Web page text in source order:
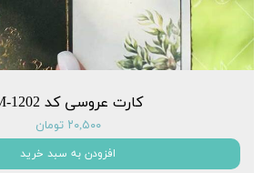
کارت عروسی کد M-1202
۲۰,۵۰۰ تومان
افزودن به سبد خرید